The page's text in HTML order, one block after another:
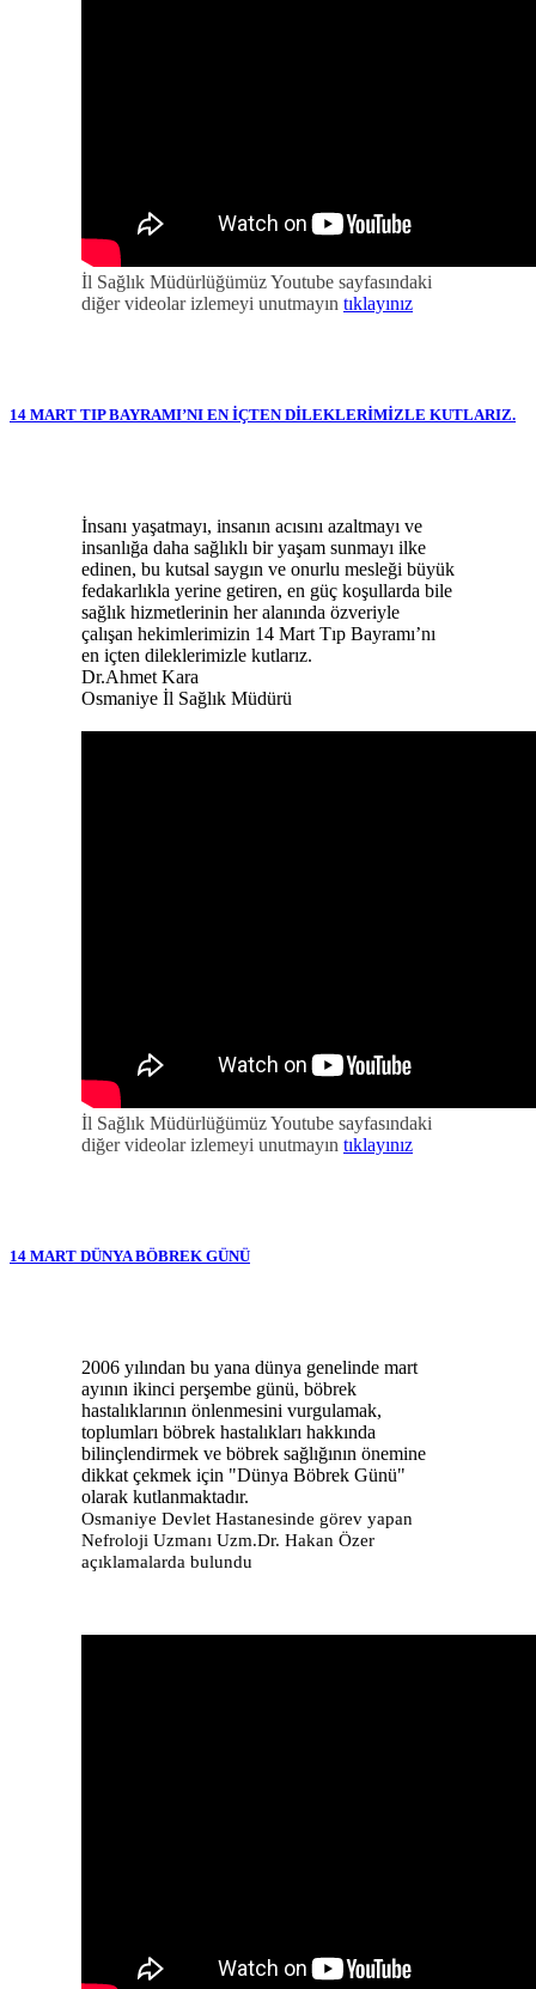
İl Sağlık Müdürlüğümüz Youtube sayfasındaki
diğer videolar izlemeyi unutmayın tıklayınız
14 MART TIP BAYRAMI’NI EN İÇTEN DİLEKLERİMİZLE KUTLARIZ.
İnsanı yaşatmayı, insanın acısını azaltmayı ve
insanlığa daha sağlıklı bir yaşam sunmayı ilke
edinen, bu kutsal saygın ve onurlu mesleği büyük
fedakarlıkla yerine getiren, en güç koşullarda bile
sağlık hizmetlerinin her alanında özveriyle
çalışan hekimlerimizin 14 Mart Tıp Bayramı’nı
en içten dileklerimizle kutlarız.
Dr.Ahmet Kara
Osmaniye İl Sağlık Müdürü
İl Sağlık Müdürlüğümüz Youtube sayfasındaki
diğer videolar izlemeyi unutmayın tıklayınız
14 MART DÜNYA BÖBREK GÜNÜ
2006 yılından bu yana dünya genelinde mart
ayının ikinci perşembe günü, böbrek
hastalıklarının önlenmesini vurgulamak,
toplumları böbrek hastalıkları hakkında
bilinçlendirmek ve böbrek sağlığının önemine
dikkat çekmek için "Dünya Böbrek Günü"
olarak kutlanmaktadır.
Osmaniye Devlet Hastanesinde görev yapan
Nefroloji Uzmanı Uzm.Dr. Hakan Özer
açıklamalarda bulundu